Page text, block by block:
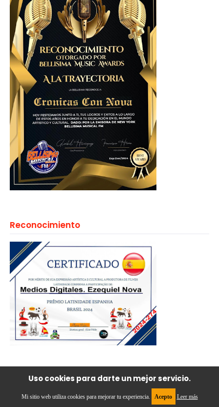
Reconocimiento
Reconocimiento
Uso cookies para darte un mejor servicio.
Mi sitio web utiliza cookies para mejorar tu experiencia. Acepto Leer más